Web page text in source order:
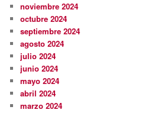
noviembre 2024
octubre 2024
septiembre 2024
agosto 2024
julio 2024
junio 2024
mayo 2024
abril 2024
marzo 2024